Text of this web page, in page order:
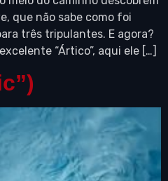
que não sabe como foi
três tripulantes. E agora?
“Ártico”, aqui ele […]